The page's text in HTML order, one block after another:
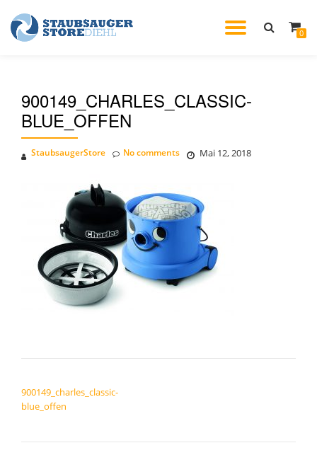
Skip
0
900149_CHARLES_CLASSIC-
BLUE_OFFEN
StaubsaugerStore Mai 12, 2018
No comments
900149_charles_classic-
blue_offen